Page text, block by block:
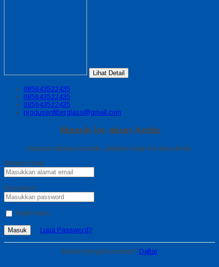
Lihat Detail
085643522435
085643522435
085643522435
produsenfiberglass@gmail.com
Masuk ke akun Anda
Selamat datang kembali, silahkan login ke akun Anda.
Alamat Email
Password
Ingat Saya
Masuk Lupa Password?
Belum menjadi member? Daftar